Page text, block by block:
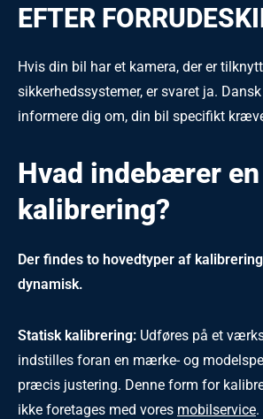
EFTER
Hvis din bil har et kamera, der er
sikkerhedssystemer, er svaret ja.
informere dig om, din bil specifikt
Hvad indebærer en
kalibrering?
Der findes to hovedtyper af
dynamisk.
Statisk kalibrering: Udføres på et
indstilles foran en mærke- og
præcis justering. Denne form for
ikke foretages med vores mobilservice.